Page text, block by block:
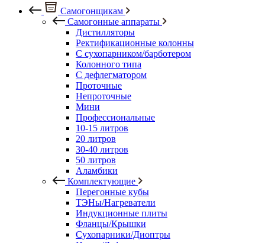
Самогонщикам
Самогонные аппараты
Дистилляторы
Ректификационные колонны
С сухопарником/барботером
Колонного типа
С дефлегматором
Проточные
Непроточные
Мини
Профессиональные
10-15 литров
20 литров
30-40 литров
50 литров
Аламбики
Комплектующие
Перегонные кубы
ТЭНы/Нагреватели
Индукционные плиты
Фланцы/Крышки
Сухопарники/Диоптры